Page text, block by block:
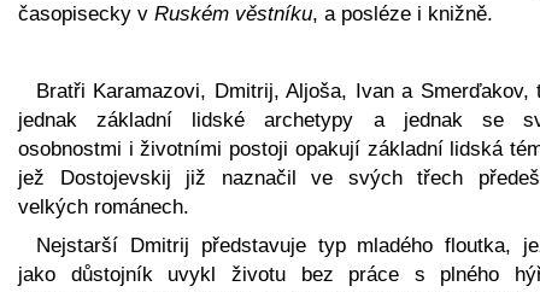
časopisecky v Ruském věstníku, a posléze i knižně.
Bratři Karamazovi, Dmitrij, Aljoša, Ivan a Smerďakov,
jednak základní lidské archetypy a jednak se
osobnostmi i životními postoji opakují základní lidská
jež Dostojevskij již naznačil ve svých třech
velkých románech.
Nejstarší Dmitrij představuje typ mladého floutka,
jako důstojník uvykl životu bez práce s plného